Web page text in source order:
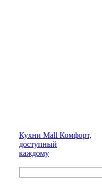
Кухни Mall Комфорт,
доступный
каждому